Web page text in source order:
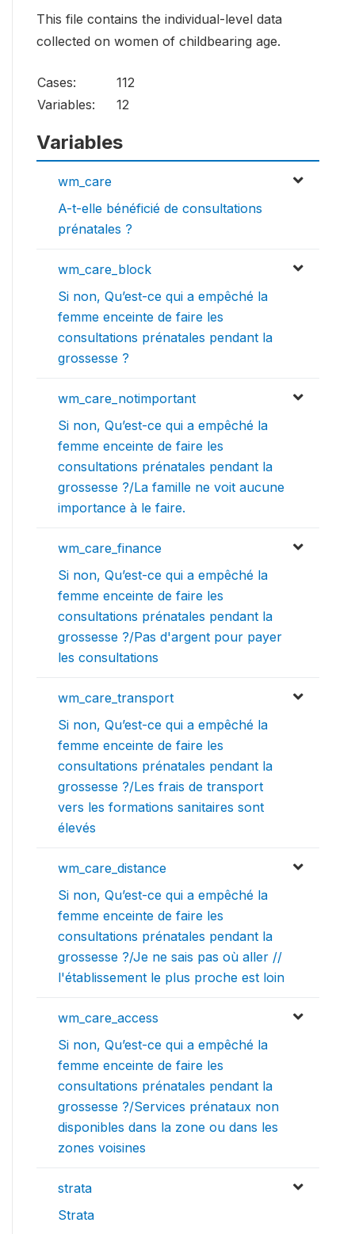
This file contains the individual-level data
collected on women of childbearing age.
Cases:
112
Variables:
12
Variables
wm_care
A-t-elle bénéficié de consultations
prénatales ?
wm_care_block
Si non, Qu’est-ce qui a empêché la
femme enceinte de faire les
consultations prénatales pendant la
grossesse ?
wm_care_notimportant
Si non, Qu’est-ce qui a empêché la
femme enceinte de faire les
consultations prénatales pendant la
grossesse ?/La famille ne voit aucune
importance à le faire.
wm_care_finance
Si non, Qu’est-ce qui a empêché la
femme enceinte de faire les
consultations prénatales pendant la
grossesse ?/Pas d'argent pour payer
les consultations
wm_care_transport
Si non, Qu’est-ce qui a empêché la
femme enceinte de faire les
consultations prénatales pendant la
grossesse ?/Les frais de transport
vers les formations sanitaires sont
élevés
wm_care_distance
Si non, Qu’est-ce qui a empêché la
femme enceinte de faire les
consultations prénatales pendant la
grossesse ?/Je ne sais pas où aller //
l'établissement le plus proche est loin
wm_care_access
Si non, Qu’est-ce qui a empêché la
femme enceinte de faire les
consultations prénatales pendant la
grossesse ?/Services prénataux non
disponibles dans la zone ou dans les
zones voisines
strata
Strata